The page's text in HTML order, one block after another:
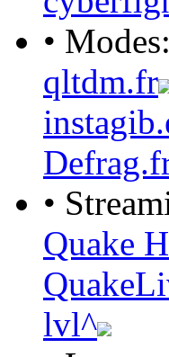
• Modes:
qltdm.fr
•
Quake
lvl^